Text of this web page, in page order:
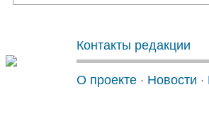
Контакты редакции
О проекте · Новости ·